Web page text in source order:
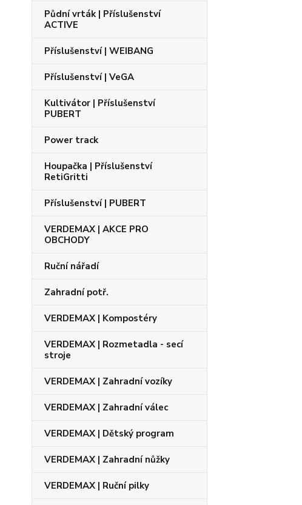
Půdní vrták | Příslušenství
ACTIVE
Příslušenství | WEIBANG
Příslušenství | VeGA
Kultivátor | Příslušenství
PUBERT
Power track
Houpačka | Příslušenství
RetiGritti
Příslušenství | PUBERT
VERDEMAX | AKCE PRO
OBCHODY
Ruční nářadí
Zahradní potř.
VERDEMAX | Kompostéry
VERDEMAX | Rozmetadla - secí
stroje
VERDEMAX | Zahradní vozíky
VERDEMAX | Zahradní válec
VERDEMAX | Dětský program
VERDEMAX | Zahradní nůžky
VERDEMAX | Ruční pilky